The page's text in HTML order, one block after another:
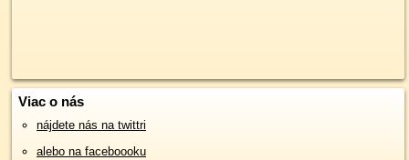
Viac o nás
nájdete nás na twittri
alebo na faceboooku